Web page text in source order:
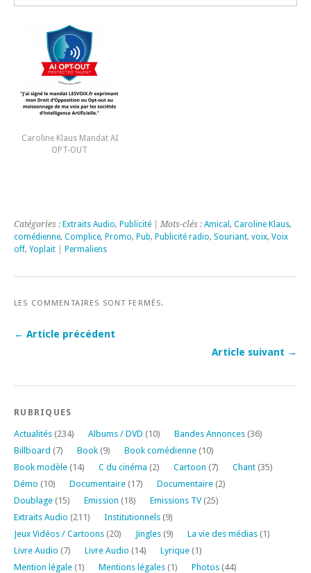
Caroline Klaus Mandat AI
OPT-OUT
Catégories : Extraits Audio, Publicité | Mots-clés : Amical , Caroline Klaus,
comédienne, Complice, Promo, Pub, Publicité radio, Souriant, voix, Voix
off, Yoplait Permaliens
LES COMMENTAIRES SONT FERMÉS.
← Article précédent
Article suivant →
RUBRIQUES
Actualités (234) Albums / DVD (10) Bandes Annonces (36)
Billboard (7) Book (9) Book comédienne (10)
Book modèle (14) C du cinéma (2) Cartoon (7) Chant (35)
Démo (10) Documentaire (17) Documentaire (2)
Doublage (15) Emission (18) Emissions TV(25)
Extraits Audio (211) Institutionnels (9)
Jeux Vidéos / Cartoons (20) Jingles (9) La vie des médias (1)
Livre Audio (7) Livre Audio (14) Lyrique (1)
Mention légale (1) Mentions légales (1) Photos (44)